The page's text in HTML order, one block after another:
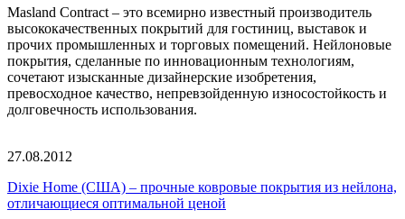
Masland Contract – это всемирно известный производитель
высококачественных покрытий для гостиниц, выставок и
прочих промышленных и торговых помещений. Нейлоновые
покрытия, сделанные по инновационным технологиям,
сочетают изысканные дизайнерские изобретения,
превосходное качество, непревзойденную износостойкость и
долговечность использования.
27.08.2012
Dixie Home (США) – прочные ковровые покрытия из нейлона,
отличающиеся оптимальной ценой